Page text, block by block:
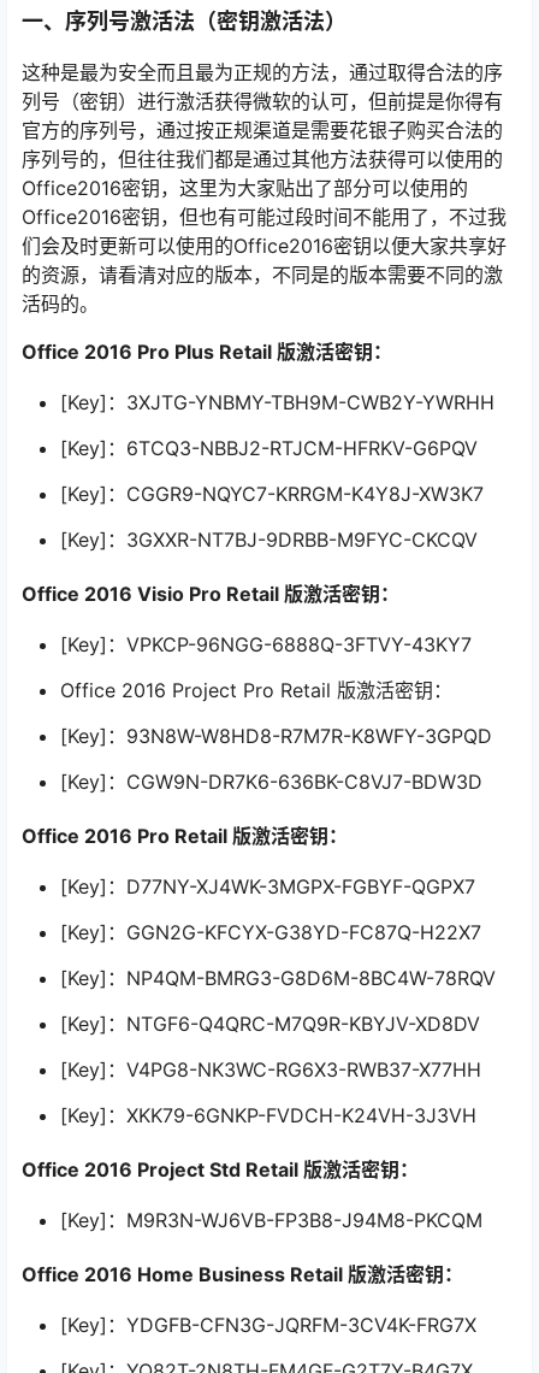
一、序列号激活法（密钥激活法）
这种是最为安全而且最为正规的方法，通过取得合法的序
列号（密钥）进行激活获得微软的认可，但前提是你得有
官方的序列号，通过按正规渠道是需要花银子购买合法的
序列号的，但往往我们都是通过其他方法获得可以使用的
Office2016密钥，这里为大家贴出了部分可以使用的
Office2016密钥，但也有可能过段时间不能用了，不过我
们会及时更新可以使用的Office2016密钥以便大家共享好
的资源，请看清对应的版本，不同是的版本需要不同的激
活码的。
Office 2016 Pro Plus Retail 版激活密钥：
[Key]：3XJTG-YNBMY-TBH9M-CWB2Y-YWRHH
[Key]：6TCQ3-NBBJ2-RTJCM-HFRKV-G6PQV
[Key]：CGGR9-NQYC7-KRRGM-K4Y8J-XW3K7
[Key]：3GXXR-NT7BJ-9DRBB-M9FYC-CKCQV
Office 2016 Visio Pro Retail 版激活密钥：
[Key]：VPKCP-96NGG-6888Q-3FTVY-43KY7
Office 2016 Project Pro Retail 版激活密钥：
[Key]：93N8W-W8HD8-R7M7R-K8WFY-3GPQD
[Key]：CGW9N-DR7K6-636BK-C8VJ7-BDW3D
Office 2016 Pro Retail 版激活密钥：
[Key]：D77NY-XJ4WK-3MGPX-FGBYF-QGPX7
[Key]：GGN2G-KFCYX-G38YD-FC87Q-H22X7
[Key]：NP4QM-BMRG3-G8D6M-8BC4W-78RQV
[Key]：NTGF6-Q4QRC-M7Q9R-KBYJV-XD8DV
[Key]：V4PG8-NK3WC-RG6X3-RWB37-X77HH
[Key]：XKK79-6GNKP-FVDCH-K24VH-3J3VH
Office 2016 Project Std Retail 版激活密钥：
[Key]：M9R3N-WJ6VB-FP3B8-J94M8-PKCQM
Office 2016 Home Business Retail 版激活密钥：
[Key]：YDGFB-CFN3G-JQRFM-3CV4K-FRG7X